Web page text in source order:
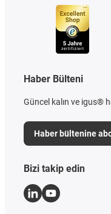
Haber Bülteni
Güncel kalın ve igus®
Haber bültenine
Bizi takip edin